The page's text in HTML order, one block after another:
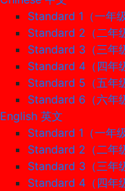
Standard 1（一年级
Standard 2（二年
Standard 3（三年
Standard 4（四年
Standard 5（五年
Standard 6（六年
English 英文
Standard 1（一年级
Standard 2（二年
Standard 3（三年
Standard 4（四年